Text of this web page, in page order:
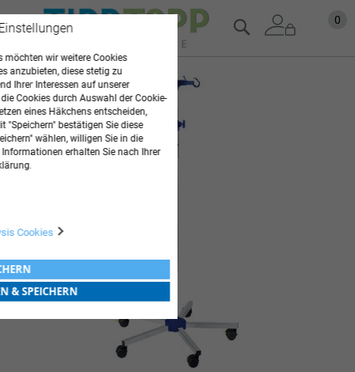
Zum
Inhalt
0
Suche
Zum
Ende
der
Bildgalerie
springen
möchten wir weitere Cookies
anzubieten, diese stetig zu
Ihrer Interessen auf unserer
Cookies durch Auswahl der Cookie-
eines Häkchens entscheiden,
"Speichern" bestätigen Sie diese
wählen, willigen Sie in die
erhalten Sie nach Ihrer
Cookies
& SPEICHERN